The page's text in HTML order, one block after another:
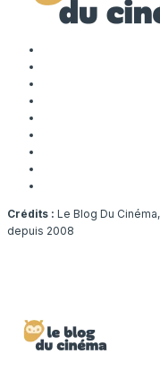
Crédits : Le Blog Du
depuis 2008